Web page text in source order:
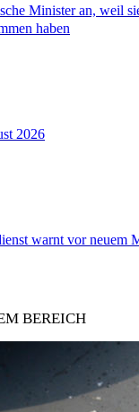
Minister an, weil
haben
2026
warnt vor neuem
BEREICH